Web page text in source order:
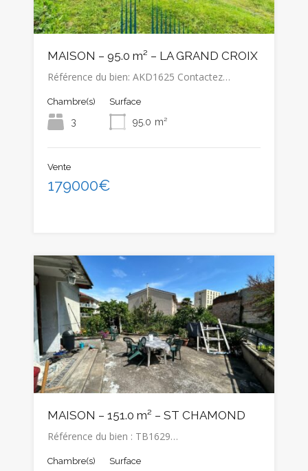
MAISON – 95.0 m² – LA GRAND CROIX
Référence du bien: AKD1625 Contactez…
Chambre(s)
3
Surface
95.0 m²
Vente
179000€
MAISON – 151.0 m² – ST CHAMOND
Référence du bien : TB1629…
Chambre(s) Surface